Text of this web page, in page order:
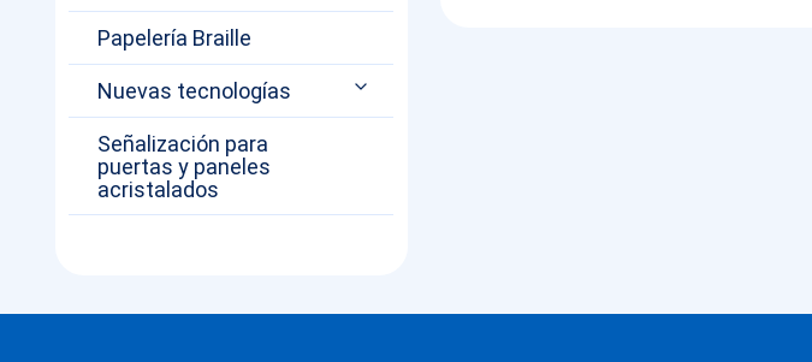
Papelería Braille
Nuevas tecnologías
Señalización para
puertas y paneles
acristalados